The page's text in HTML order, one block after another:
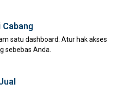
satu dashboard. Atur hak akses
sebebas Anda.